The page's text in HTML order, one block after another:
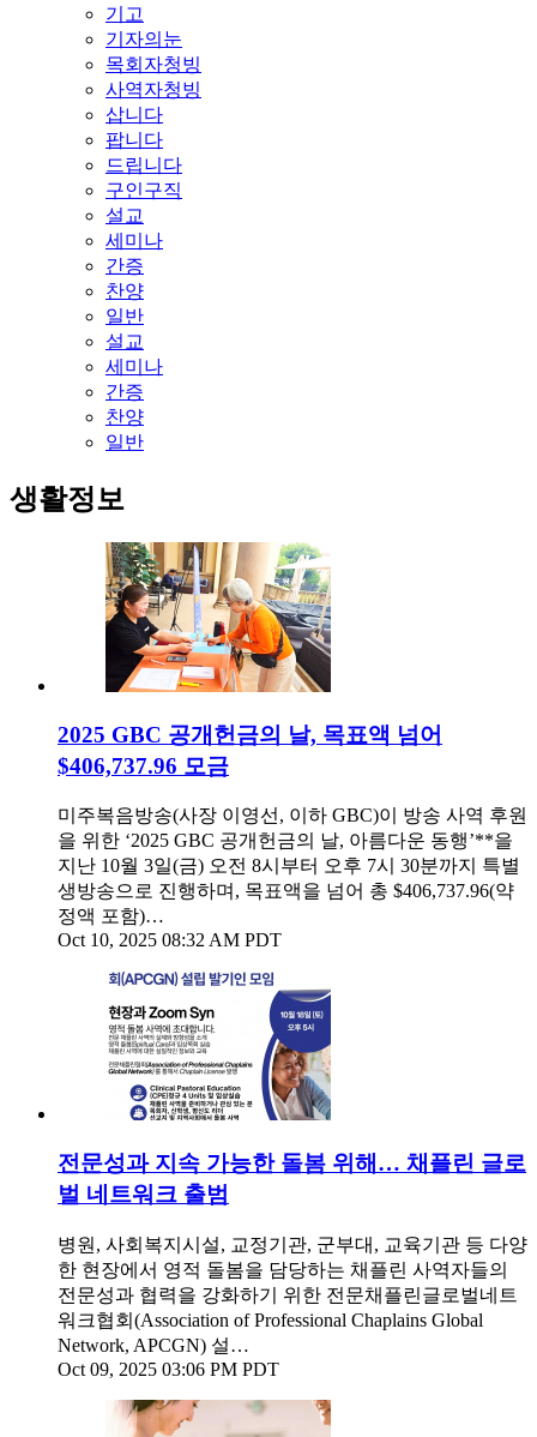
기고
기자의눈
목회자청빙
사역자청빙
삽니다
팝니다
드립니다
구인구직
설교
세미나
간증
찬양
일반
설교
세미나
간증
찬양
일반
생활정보
2025 GBC 공개헌금의 날, 목표액 넘어
$406,737.96 모금
미주복음방송(사장 이영선, 이하 GBC)이 방송 사역 후원
을 위한 ‘2025 GBC 공개헌금의 날, 아름다운 동행’**을
지난 10월 3일(금) 오전 8시부터 오후 7시 30분까지 특별
생방송으로 진행하며, 목표액을 넘어 총 $406,737.96(약
정액 포함)…
Oct 10, 2025 08:32 AM PDT
전문성과 지속 가능한 돌봄 위해… 채플린 글로
벌 네트워크 출범
병원, 사회복지시설, 교정기관, 군부대, 교육기관 등 다양
한 현장에서 영적 돌봄을 담당하는 채플린 사역자들의
전문성과 협력을 강화하기 위한 전문채플린글로벌네트
워크협회(Association of Professional Chaplains Global
Network, APCGN) 설…
Oct 09, 2025 03:06 PM PDT